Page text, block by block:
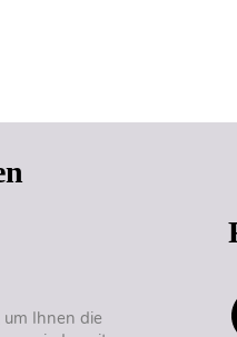
Ihnen die